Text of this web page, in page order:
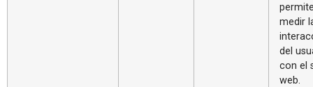
medir
del
con el
web.